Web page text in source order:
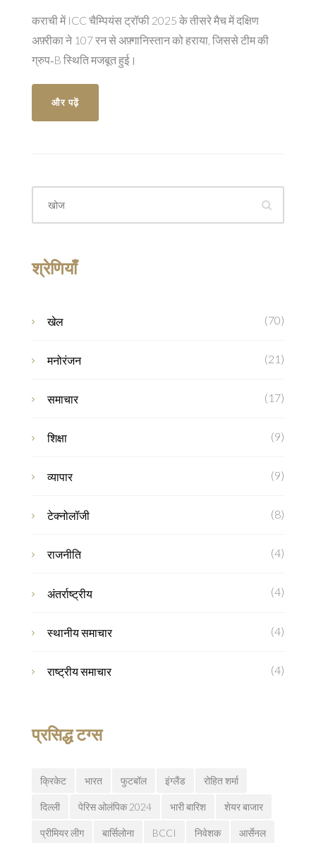
कराची में ICC चैम्पियंस ट्रॉफी 2025 के तीसरे मैच में दक्षिण
अफ़्रीका ने 107 रन से अफ़्गानिस्तान को हराया, जिससे टीम की
ग्रुप‑B स्थिति मजबूत हुई।
और पढ़ें
श्रेणियाँ
खेल (70)
मनोरंजन (21)
समाचार (17)
शिक्षा (9)
व्यापार (9)
टेक्नोलॉजी (8)
राजनीति (4)
अंतर्राष्ट्रीय (4)
स्थानीय समाचार (4)
राष्ट्रीय समाचार (4)
प्रसिद्ध टग्स
क्रिकेट भारत फुटबॉल इंग्लैंड रोहित शर्मा
दिल्ली पेरिस ओलंपिक 2024 भारी बारिश शेयर बाजार
प्रीमियर लीग बार्सिलोना BCCI निवेशक आर्सेनल